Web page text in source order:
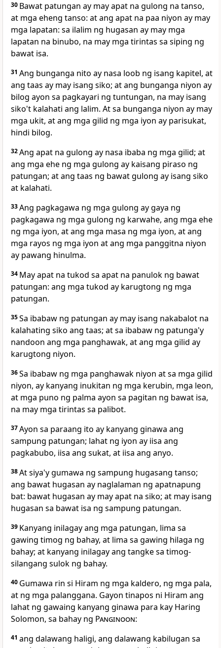
30 Bawat patungan ay may apat na gulong na tanso,
at mga eheng tanso: at ang apat na paa niyon ay may
mga lapatan: sa ilalim ng hugasan ay may mga
lapatan na binubo, na may mga tirintas sa siping ng
bawat isa.
31 Ang bunganga nito ay nasa loob ng isang kapitel, at
ang taas ay may isang siko; at ang bunganga niyon ay
bilog ayon sa pagkayari ng tuntungan, na may isang
siko't kalahati ang lalim. At sa bunganga niyon ay may
mga ukit, at ang mga gilid ng mga iyon ay parisukat,
hindi bilog.
32Ang apat na gulong ay nasa ibaba ng mga gilid; at
ang mga ehe ng mga gulong ay kaisang piraso ng
patungan; at ang taas ng bawat gulong ay isang siko
at kalahati.
33Ang pagkagawa ng mga gulong ay gaya ng
pagkagawa ng mga gulong ng karwahe, ang mga ehe
ng mga iyon, at ang mga masa ng mga iyon, at ang
mga rayos ng mga iyon at ang mga panggitna niyon
ay pawang hinulma.
34 May apat na tukod sa apat na panulok ng bawat
patungan: ang mga tukod ay karugtong ng mga
patungan.
35Sa ibabaw ng patungan ay may isang nakabalot na
kalahating siko ang taas; at sa ibabaw ng patunga'y
nandoon ang mga panghawak, at ang mga gilid ay
karugtong niyon.
36Sa ibabaw ng mga panghawak niyon at sa mga gilid
niyon, ay kanyang inukitan ng mga kerubin, mga leon,
at mga puno ng palma ayon sa pagitan ng bawat isa,
na may mga tirintas sa palibot.
37Ayon sa paraang ito ay kanyang ginawa ang
sampung patungan; lahat ng iyon ay iisa ang
pagkabubo, iisa ang sukat, at iisa ang anyo.
38Atsiya'y gumawa ng sampung hugasang tanso;
ang bawat hugasan ay naglalaman ng apatnapung
bat: bawat hugasan ay may apat na siko; at may isang
hugasan sa bawat isa ng sampung patungan.
39 Kanyang inilagay ang mga patungan, lima sa
gawing timog ng bahay, at lima sa gawing hilaga ng
bahay; at kanyang inilagay ang tangke sa timog-
silangang sulok ng bahay.
40 Gumawa rin si Hiram ng mga kaldero, ng mga pala,
at ng mga palanggana. Gayon tinapos ni Hiram ang
lahat ng gawaing kanyang ginawa para kay Haring
Solomon, sa bahay ng Panginoon:
41 ang dalawang haligi, ang dalawang kabilugan sa